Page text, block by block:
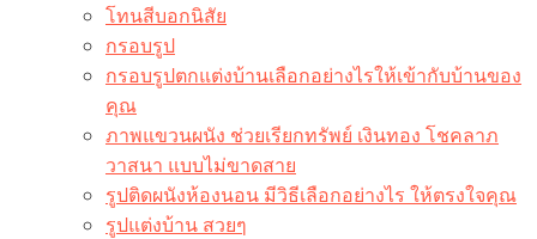
โทนสีบอกนิสัย
กรอบรูป
กรอบรูปตกแต่งบ้านเลือกอย่างไรให้เข้ากับบ้านของ
คุณ
ภาพแขวนผนัง ช่วยเรียกทรัพย์ เงินทอง โชคลาภ
วาสนา แบบไม่ขาดสาย
รูปติดผนังห้องนอน มีวิธีเลือกอย่างไร ให้ตรงใจคุณ
รูปแต่งบ้าน สวยๆ